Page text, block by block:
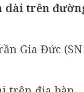
dài trên
Gia Đức (SN